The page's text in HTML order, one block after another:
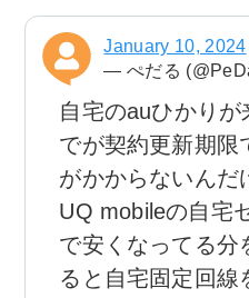
自宅のauひかりが
でが契約更新期限
がかからないんだ
UQ mobileの自宅
で安くなってる分
ると自宅固定回線
— ぺだる
January 10, 2024